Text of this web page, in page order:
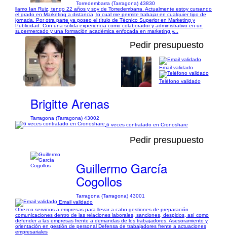
Torredembarra (Tarragona) 43830
llamo Ian Ruiz, tengo 22 años y soy de Torredembarra. Actualmente estoy cursando
el grado en Marketing a distancia, lo cual me permite trabajar en cualquier tipo de
jornada. Por otra parte ya poseo el título de Técnico Superior en Marketing y
Publicidad. Con una sólida experiencia como colaborador y administrativo en un
supermercado y una formación académica enfocada en marketing y...
1/1
Pedir presupuesto
Brigitte Arenas
Tarragona (Tarragona) 43002
Email validado
Teléfono validado
6 veces contratado en Cronoshare
Pedir presupuesto
Guillermo García
Cogollos
Tarragona (Tarragona) 43001
Email validado
Ofrezco servicios a empresas para llevar a cabo gestiones de preparación
comunicaciones dentro de las relaciones laborales, sanciones, despidos, así como
defender a las empresas frente a demandas de los trabajadores. Asesoramiento y
orientación en gestión de personal Defensa de trabajadores frente a actuaciones
empresariales